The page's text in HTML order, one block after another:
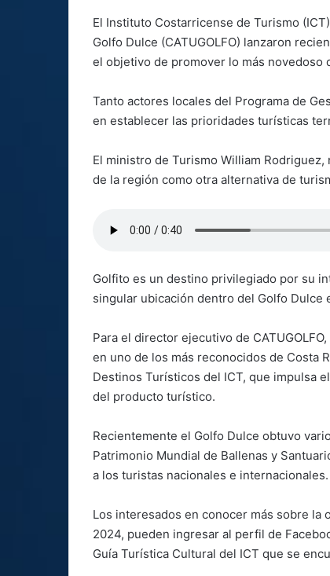
El Instituto Costarricense de Turismo
Golfo Dulce (CATUGOLFO) lanzaron
el objetivo de promover lo más
Tanto actores locales del Programa de
en establecer las prioridades turísticas
El ministro de Turismo William
de la región como otra alternativa de
Golfito es un destino privilegiado por su
singular ubicación dentro del Golfo Dulce
Para el director ejecutivo de
en uno de los más reconocidos de Costa
Destinos Turísticos del ICT, que impulsa
del producto turístico.
Recientemente el Golfo Dulce obtuvo
Patrimonio Mundial de Ballenas y
a los turistas nacionales e internacionales.
Los interesados en conocer más sobre la
2024, pueden ingresar al perfil de
Guía Turística Cultural del ICT que se